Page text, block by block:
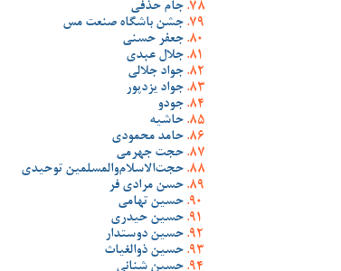
جام حذفی
جشن باشگاه صنعت مس
جعفر حسنی
جلال عبدی
جواد جلالی
جواد یزدپور
جودو
حاشیه
حامد محمودی
حجت جهرمی
حجت‌الاسلام‌والمسلمین توحیدی
حسن مرادی فر
حسین تهامی
حسین حیدری
حسین دوستدار
حسین ذوالغیاث
حسین شنانی